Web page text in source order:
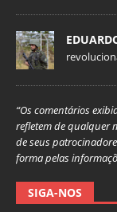
“Os comentários
refletem de qualquer
de seus
forma pelas
SIGA-NOS